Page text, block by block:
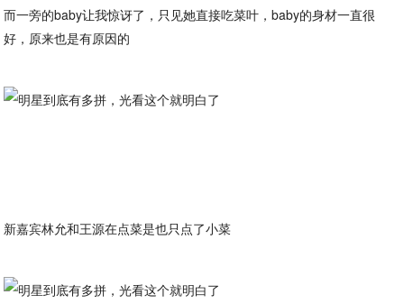
而一旁的baby让我惊讶了，只见她直接吃菜叶，baby的身材一直很
好，原来也是有原因的
新嘉宾林允和王源在点菜是也只点了小菜